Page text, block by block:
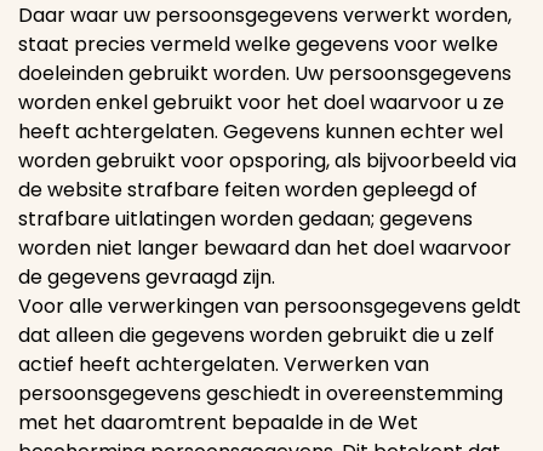
Daar waar uw persoonsgegevens verwerkt worden,
staat precies vermeld welke gegevens voor welke
doeleinden gebruikt worden. Uw persoonsgegevens
worden enkel gebruikt voor het doel waarvoor u ze
heeft achtergelaten. Gegevens kunnen echter wel
worden gebruikt voor opsporing, als bijvoorbeeld via
de website strafbare feiten worden gepleegd of
strafbare uitlatingen worden gedaan; gegevens
worden niet langer bewaard dan het doel waarvoor
de gegevens gevraagd zijn.
Voor alle verwerkingen van persoonsgegevens geldt
dat alleen die gegevens worden gebruikt die u zelf
actief heeft achtergelaten. Verwerken van
persoonsgegevens geschiedt in overeenstemming
met het daaromtrent bepaalde in de Wet